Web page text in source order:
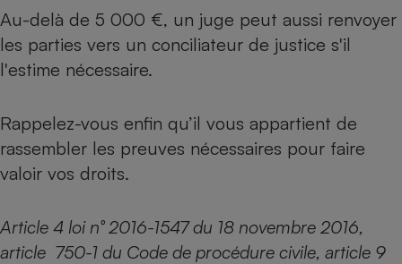
Au-delà de 5 000 €, un juge peut aussi renvoyer
les parties vers un conciliateur de justice s'il
l'estime nécessaire.
Rappelez-vous enfin qu’il vous appartient de
rassembler les preuves nécessaires pour faire
valoir vos droits.
Article 4 loi n° 2016-1547 du 18 novembre 2016,
article 750-1 du Code de procédure civile, article 9